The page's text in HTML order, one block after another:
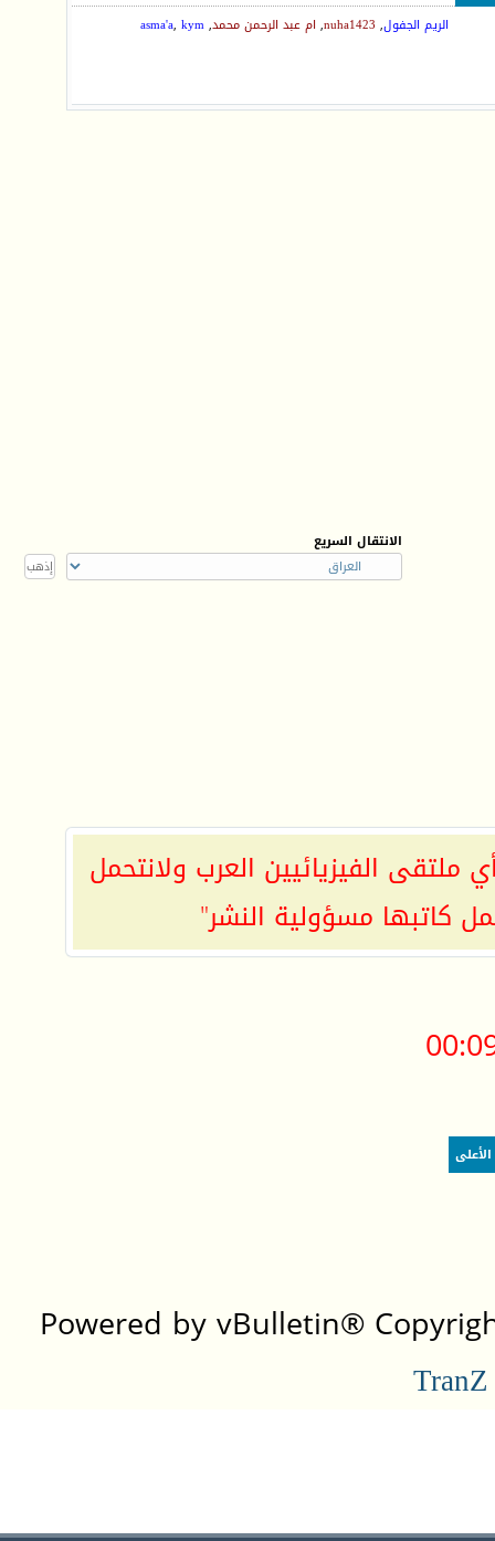
الريم الجفول,
nuha1423
, ام عبد الرحمن محمد,
asma'a, kym
الانتقال السريع
ملتقى الفيزيائيين العرب ولانتحمل
كاتبها مسؤولية النشر"
الأعلى
Powered by vBulletin®